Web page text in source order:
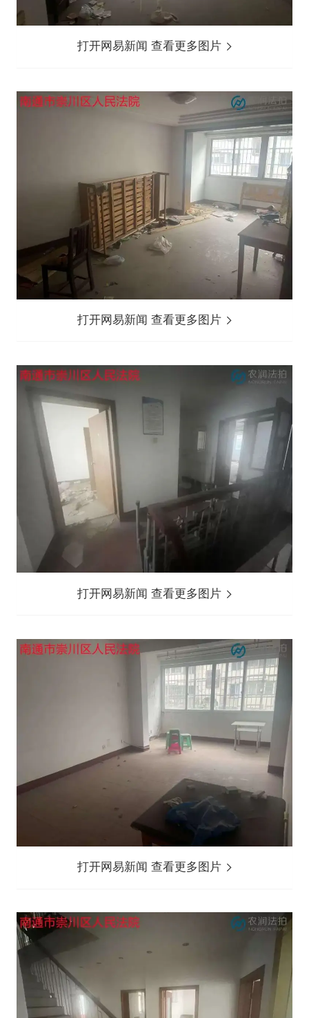
打开网易新闻 查看更多图片
打开网易新闻 查看更多图片
打开网易新闻 查看更多图片
打开网易新闻 查看更多图片